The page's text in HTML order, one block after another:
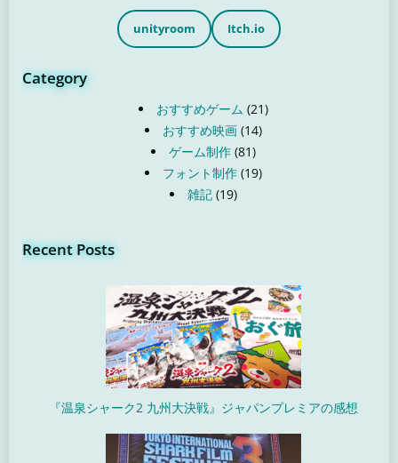
unityroom Itch.io
Category
おすすめゲーム (21)
おすすめ映画 (14)
ゲーム制作 (81)
フォント制作 (19)
雑記 (19)
Recent Posts
『温泉シャーク2 九州大決戦』ジャパンプレミアの感想